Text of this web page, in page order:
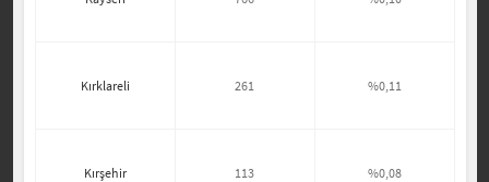
Kırklareli 261 %0,11
Kırşehir 113 %0,08